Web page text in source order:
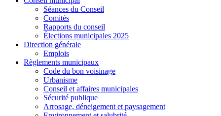
Séances du Conseil
Comités
Rapports du conseil
Élections municipales 2025
Direction générale
Emplois
Règlements municipaux
Code du bon voisinage
Urbanisme
Conseil et affaires municipales
Sécurité publique
Arrosage, déneigement et paysagement